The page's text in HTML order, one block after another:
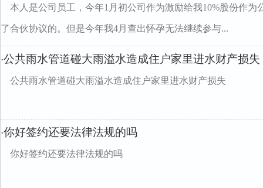
本人是公司员工，今年1月初公司作为激励给我10%股份作为
了合伙协议的。但是今年我4月查出怀孕无法继续参与...
·公共雨水管道碰大雨溢水造成住户家里进水财产损失
公共雨水管道碰大雨溢水造成住户家里进水财产损失
·你好签约还要法律法规的吗
你好签约还要法律法规的吗